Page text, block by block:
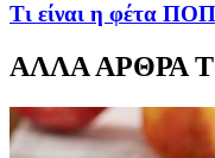
Τι είναι η φέτα
ΑΛΛΑ ΑΡΘΡΑ